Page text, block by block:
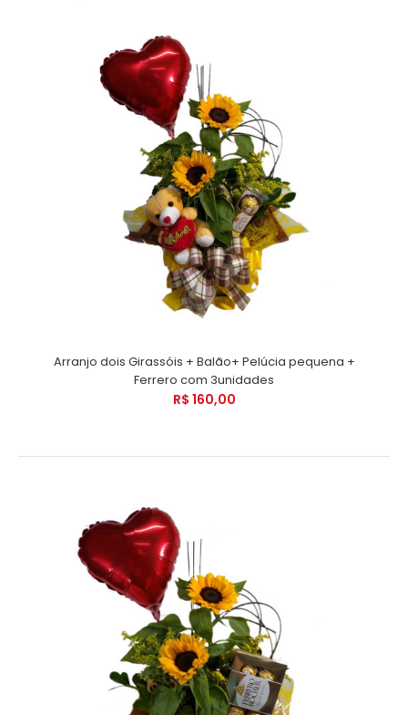
Arranjo dois Girassóis + Balão+ Pelúcia pequena +
Ferrero com 3unidades
R$ 160,00